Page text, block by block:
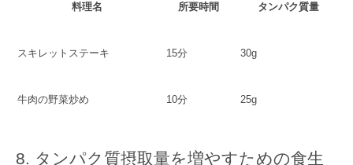
料理名 所要時間 タンパク質量
スキレットステーキ 15分 30g
牛肉の野菜炒め 10分 25g
タンパク質摂取量を増やすための食生